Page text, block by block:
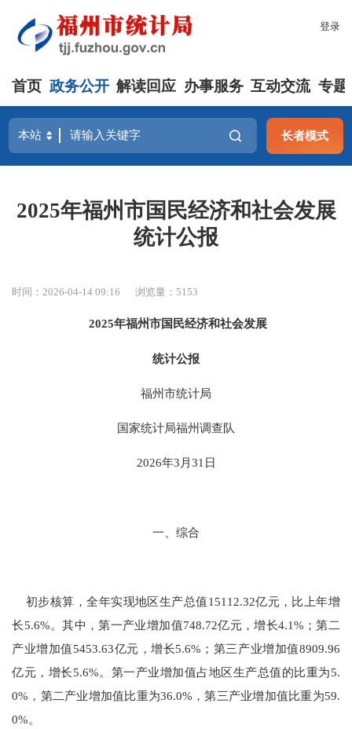
登录
首页 政务公开 解读回应 办事服务 互动交流 专题
长者模式
2025年福州市国民经济和社会发展
统计公报
时间：2026-04-14 09:16 浏览量：5153
2025年福州市国民经济和社会发展
统计公报
福州市统计局
国家统计局福州调查队
2026年3月31 日
一、综合
初步核算，全年实现地区生产总值15112.32亿元，比上年增
长5.6%。其中，第一产业增加值748.72亿元，增长4.1%；第二
产业增加值5453.63亿元，增长5.6%；第三产业增加值8909.96
亿元，增长5.6%。第一产业增加值占地区生产总值的比重为5.
0%，第二产业增加值比重为36.0%，第三产业增加值比重为59.
0%。